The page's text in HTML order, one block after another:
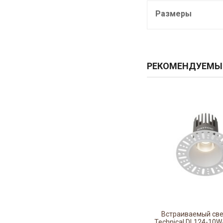
Размеры
Встраиваемый